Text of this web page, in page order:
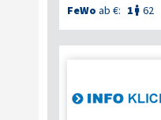
FeWo ab €: 1  62